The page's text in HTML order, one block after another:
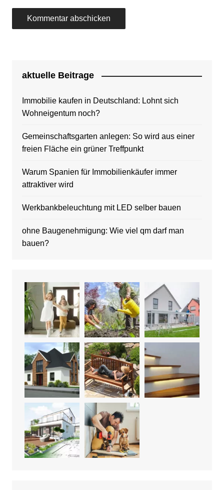
aktuelle Beitrage
Immobilie kaufen in Deutschland: Lohnt sich
Wohneigentum noch?
Gemeinschaftsgarten anlegen: So wird aus einer
freien Fläche ein grüner Treffpunkt
Warum Spanien für Immobilienkäufer immer
attraktiver wird
Werkbankbeleuchtung mit LED selber bauen
ohne Baugenehmigung: Wie viel qm darf man
bauen?